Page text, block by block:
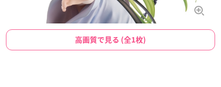
高画質で見る (全1枚)